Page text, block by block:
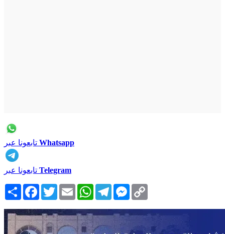
Whatsapp
Telegram
انشر Facebook
TwitterEmail WhatsAppTelegramMessenger